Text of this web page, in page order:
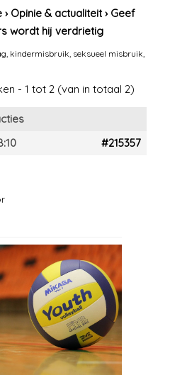
› Opinie & actualiteit › Geef
wordt hij verdrietig
kindermisbruik seksueel misbruik
- 1 tot 2 (van in totaal 2)
#215357